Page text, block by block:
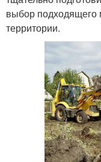
выбор подходящего
территории.